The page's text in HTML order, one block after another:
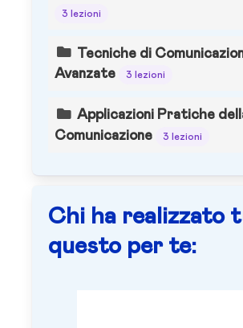
3 lezioni
Tecniche di
Avanzate
3 lezioni
Applicazioni Pratiche
Comunicazione
3 lezioni
Chi ha realizzato
questo per te: